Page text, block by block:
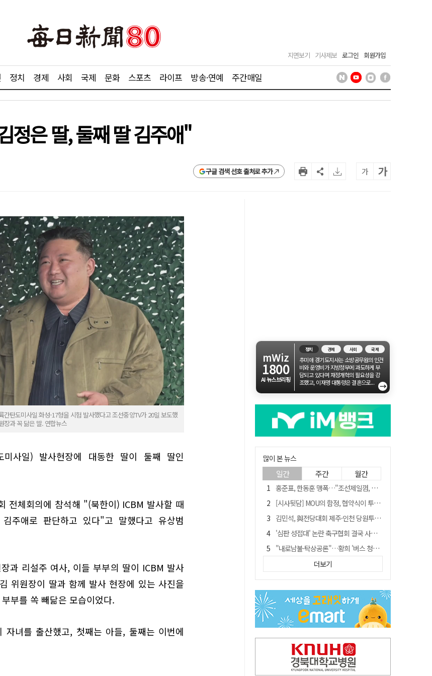
지면보기 기사제보 로그인 회원가입
정치 경제 사회 국제 문화 스포츠 라이프 방송·연예 주간매일
정은 딸, 둘째 딸 김주애"
구글 검색 선호 출처로 추가 가 가
탄도미사일 화성-17형을 시험 발사했다고 조선중앙TV가 20일 보도했
장과 꼭 닮은 딸. 연합뉴스
미사일) 발사현장에 대동한 딸이 둘째 딸인
전체회의에 참석해 "(북한이) ICBM 발사할 때
주애로 판단하고 있다"고 말했다고 유상범
과 리설주 여사, 이들 부부의 딸이 ICBM 발사
위원장이 딸과 함께 발사 현장에 있는 사진을
부를 쏙 빼닮은 모습이었다.
녀를 출산했고, 첫째는 아들, 둘째는 이번에
mWiz
1800
AI 뉴스브리핑
정치 경제 사회 국제
추미애 경기도지사는 소방공무원의 인건
비와 운영비가 지방정부에 과도하게 부
담되고 있다며 재정개혁의 필요성을 강
조했고, 이재명 대통령은 결혼으로...
→
많이 본 뉴스
일간 주간 월간
홍준표, 한동훈 맹폭…"조선제일껌, 권력에 살고 권력에 죽었다"
[시사뒷담] MOU의 함정, 협약식이 투자 확정은 아니긴 해
김민석, 與전당대회 제주·인천 당원투표서 승리…누적 득표는 '초박빙'
'심판 성접대' 논란 축구협회 결국 사과…"깊이 반성, 쇄신하겠다"
"내로남불·탁상공론"…황희 '버스 청년주택' 제안에 與 내부서도 쓴소리
"경로당 통장에 비밀번호가 적혀 있다"…전국 돌며 경로당 13곳 턴 30대 구속
예안향교 대성전, '국가지정 보물로 지정'
휠체어 환자 발로 밀어 숨지게 한 70대 간병인…2심도 집행유예
박권현 청도군수, 국무총리에 "청도 물 공급 최대 3만t 늘려달라"
더보기